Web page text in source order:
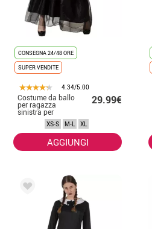
CONSEGNA 24/48 ORE
SUPER VENDITE
4.34/5.00
Costume da ballo
per ragazza
sinistra per
29.99€
XS-S M-L XL
AGGIUNGI